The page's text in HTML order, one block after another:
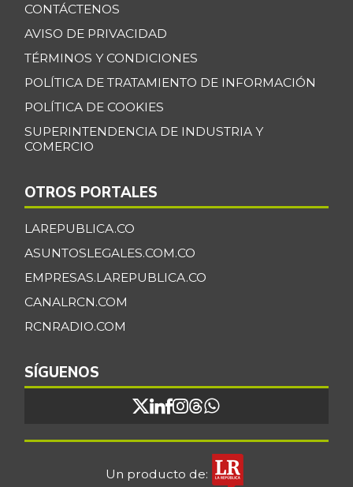
CONTÁCTENOS
AVISO DE PRIVACIDAD
TÉRMINOS Y CONDICIONES
POLÍTICA DE TRATAMIENTO DE INFORMACIÓN
POLÍTICA DE COOKIES
SUPERINTENDENCIA DE INDUSTRIA Y
COMERCIO
OTROS PORTALES
LAREPUBLICA.CO
ASUNTOSLEGALES.COM.CO
EMPRESAS.LAREPUBLICA.CO
CANALRCN.COM
RCNRADIO.COM
SÍGUENOS
Un producto de: